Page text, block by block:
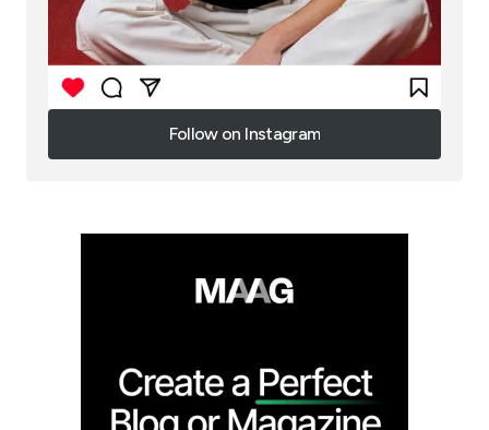
Follow on Instagram
Follow on Instagram